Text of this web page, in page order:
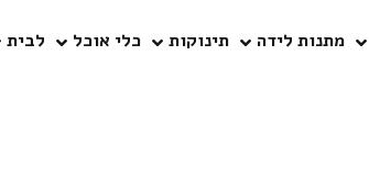
מתנות לידה תינוקות כלי אוכל לבית